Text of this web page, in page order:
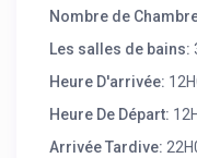
Nombre de
Les salles de bains:
Heure D'arrivée:
Heure De Départ:
Arrivée Tardive: